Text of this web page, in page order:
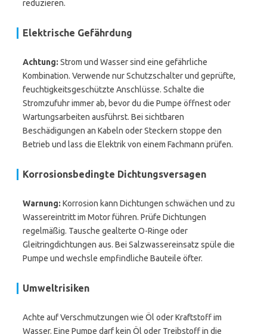
reduzieren.
Elektrische Gefährdung
Achtung: Strom und Wasser sind eine gefährliche
Kombination. Verwende nur Schutzschalter und geprüfte,
feuchtigkeitsgeschützte Anschlüsse. Schalte die
Stromzufuhr immer ab, bevor du die Pumpe öffnest oder
Wartungsarbeiten ausführst. Bei sichtbaren
Beschädigungen an Kabeln oder Steckern stoppe den
Betrieb und lass die Elektrik von einem Fachmann prüfen.
Korrosionsbedingte Dichtungsversagen
Warnung: Korrosion kann Dichtungen schwächen und zu
Wassereintritt im Motor führen. Prüfe Dichtungen
regelmäßig. Tausche gealterte O-Ringe oder
Gleitringdichtungen aus. Bei Salzwassereinsatz spüle die
Pumpe und wechsle empfindliche Bauteile öfter.
Umweltrisiken
Achte auf Verschmutzungen wie Öl oder Kraftstoff im
Wasser. Eine Pumpe darf kein Öl oder Treibstoff in die